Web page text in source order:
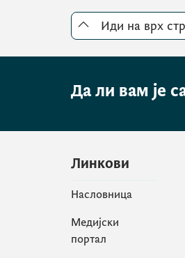
Иди на врх
Да ли вам је
Линкови
Насловница
Медијски
портал